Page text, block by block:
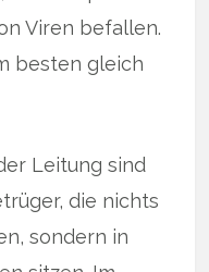
Viren befallen.
besten gleich
Leitung sind
die nichts
sondern in